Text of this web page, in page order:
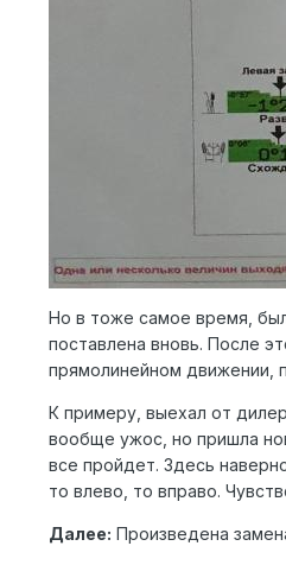
Но в тоже самое время,
поставлена вновь. После
прямолинейном движении,
К примеру, выехал от
вообще ужос, но пришла
все пройдет. Здесь
то влево, то вправо.
Далее: Произведена